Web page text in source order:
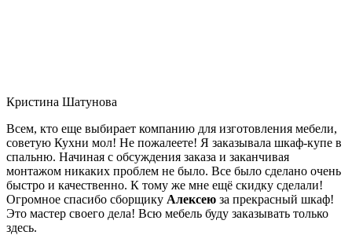
Кристина Шатунова
Всем, кто еще выбирает компанию для изготовления мебели,
советую Кухни мол! Не пожалеете! Я заказывала шкаф-купе в
спальню. Начиная с обсуждения заказа и заканчивая
монтажом никаких проблем не было. Все было сделано очень
быстро и качественно. К тому же мне ещё скидку сделали!
Огромное спасибо сборщику Алексею за прекрасный шкаф!
Это мастер своего дела! Всю мебель буду заказывать только
здесь.